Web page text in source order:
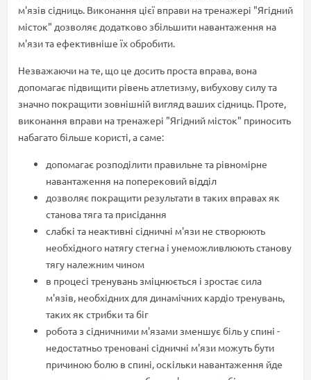
м'язів сідниць. Виконання цієї вправи на тренажері "Ягідний
місток" дозволяє додатково збільшити навантаження на
м'язи та ефективніше їх обробити.
Незважаючи на те, що це досить проста вправа, вона
допомагає підвищити рівень атлетизму, вибухову силу та
значно покращити зовнішній вигляд ваших сідниць. Проте,
виконання вправи на тренажері "Ягідний місток" приносить
набагато більше користі, а саме:
допомагає розподілити правильне та рівномірне
навантаження на поперековий відділ
дозволяє покращити результати в таких вправах як
станова тяга та присідання
слабкі та неактивні сідничні м'язи не створюють
необхідного натягу стегна і унеможливлюють станову
тягу належним чином
в процесі тренувань зміцнюється і зростає сила
м'язів, необхідних для динамічних кардіо тренувань,
таких як стрибки та біг
робота з сідничними м'язами зменшує біль у спині -
недостатньо треновані сідничні м'язи можуть бути
причиною болю в спині, оскільки навантаження йде